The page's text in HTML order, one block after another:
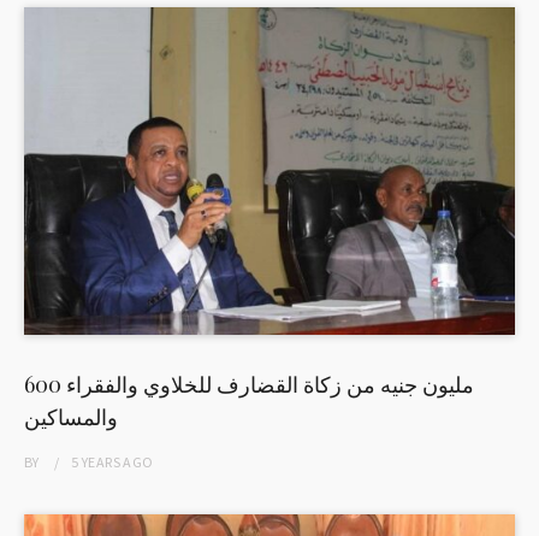
600 مليون جنيه من زكاة القضارف للخلاوي والفقراء
والمساكين
BY 5 YEARSAGO